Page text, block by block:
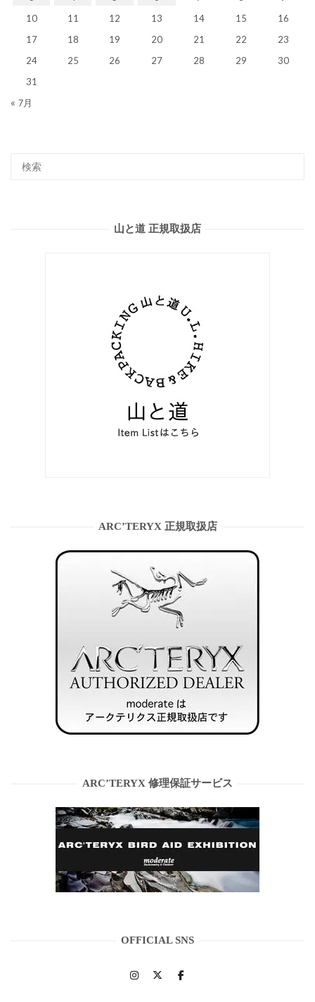
10
11 12 13 14 15
16
17
18 19 20 21 22
23
24
25 26 27 28 29
30
31
« 7月
山と道 正規取扱店
ARC’TERYX 正規取扱店
ARC’TERYX 修理保証サービス
OFFICIAL SNS